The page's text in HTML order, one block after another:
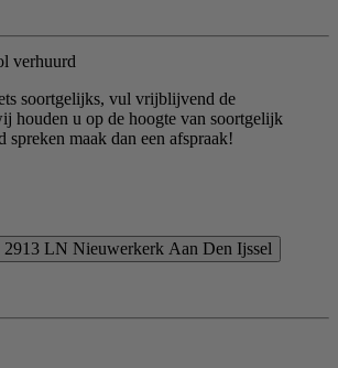
verhuurd
soortgelijks, vul vrijblijvend de
houden u op de hoogte van soortgelijk
spreken maak dan een afspraak!
2913 LN Nieuwerkerk Aan Den Ijssel